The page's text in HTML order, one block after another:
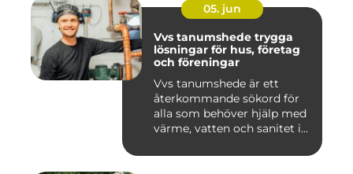
05. jun
Vvs tanumshede trygga
lösningar för hus, företag
och föreningar
Vvs tanumshede är ett
återkommande sökord för
alla som behöver hjälp med
värme, vatten och sanitet i...